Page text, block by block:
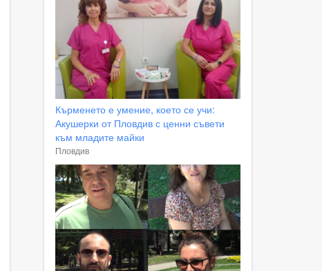
Кърменето е умение, което се учи:
Акушерки от Пловдив с ценни съвети
към младите майки
Пловдив